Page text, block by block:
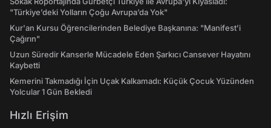
"Türkiye’deki Yolların Çoğu Avrupa’da Yok"
Kur'an Kursu Öğrencilerinden Belediye Başkanına: "Manifest’i
Çağırın"
Uzun Süredir Kanserle Mücadele Eden Şarkıcı Cansever Hayatını
Kaybetti
Kemerini Takmadığı İçin Uçak Kalkamadı: Küçük Çocuk Yüzünden
Yolcular 1 Gün Bekledi
Hızlı Erişim